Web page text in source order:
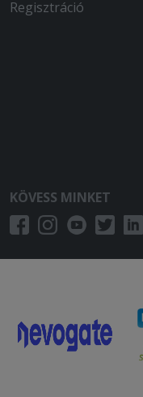
Regisztráció
KÖVESS MINKET